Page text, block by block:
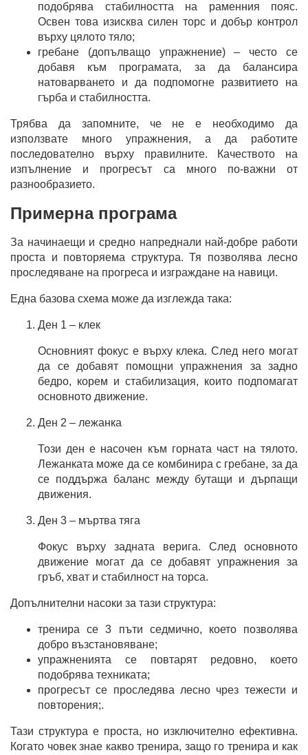
подобрява стабилността на раменния пояс.
Освен това изисква силен торс и добър контрол
върху цялото тяло;
гребане (допълващо упражнение) – често се
добавя към програмата, за да балансира
натоварването и да подпомогне развитието на
гърба и стабилността.
Трябва да запомните, че не е необходимо да
използвате много упражнения, а да работите
последователно върху правилните. Качеството на
изпълнение и прогресът са много по-важни от
разнообразието.
Примерна програма
За начинаещи и средно напреднали най-добре работи
проста и повторяема структура. Тя позволява лесно
проследяване на прогреса и изграждане на навици.
Една базова схема може да изглежда така:
Ден 1 – клек
Основният фокус е върху клека. След него могат
да се добавят помощни упражнения за задно
бедро, корем и стабилизация, които подпомагат
основното движение.
Ден 2 – лежанка
Този ден е насочен към горната част на тялото.
Лежанката може да се комбинира с гребане, за да
се поддържа баланс между бутащи и дърпащи
движения.
Ден 3 – мъртва тяга
Фокус върху задната верига. След основното
движение могат да се добавят упражнения за
гръб, хват и стабилност на торса.
Допълнителни насоки за тази структура:
тренира се 3 пъти седмично, което позволява
добро възстановяване;
упражненията се повтарят редовно, което
подобрява техниката;
прогресът се проследява лесно чрез тежести и
повторения;.
Тази структура е проста, но изключително ефективна.
Когато човек знае какво тренира, защо го тренира и как